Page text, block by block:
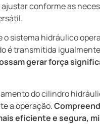
ajustar conforme as
sistema hidráulico
é transmitida
gerar força
do cilindro
a operação.
eficiente e segura,